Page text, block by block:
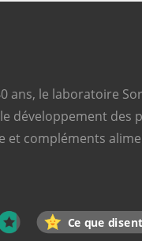
ans, le laboratoire
développement des
et compléments
Ce que